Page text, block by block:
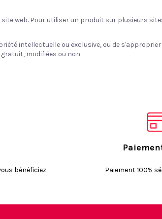
web. Pour utiliser un produit sur plusieurs
intellectuelle ou exclusive, ou de
modifiées ou non.
bénéficiez
Paiement 100%